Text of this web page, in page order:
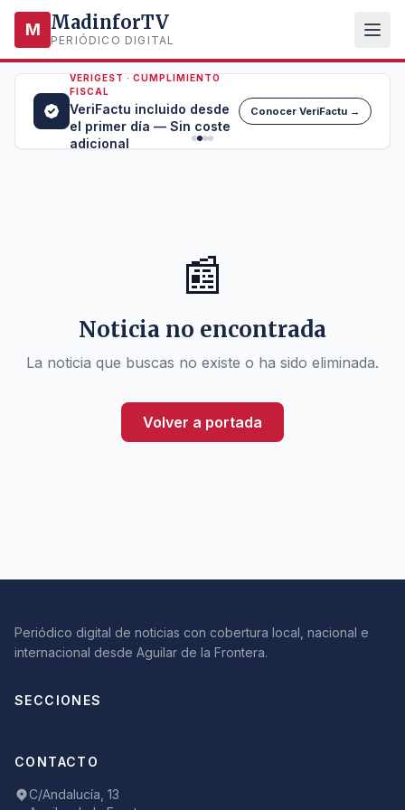
M MadinforTV
PERIÓDICO DIGITAL
VERIGEST · CUMPLIMIENTO
FISCAL
VeriFactu incluido desde
el primer día — Sin coste
adicional
Conocer VeriFactu →
📰
Noticia no encontrada
La noticia que buscas no existe o ha sido eliminada.
Volver a portada
Periódico digital de noticias con cobertura local, nacional e
internacional desde Aguilar de la Frontera.
SECCIONES
CONTACTO
C/Andalucía, 13